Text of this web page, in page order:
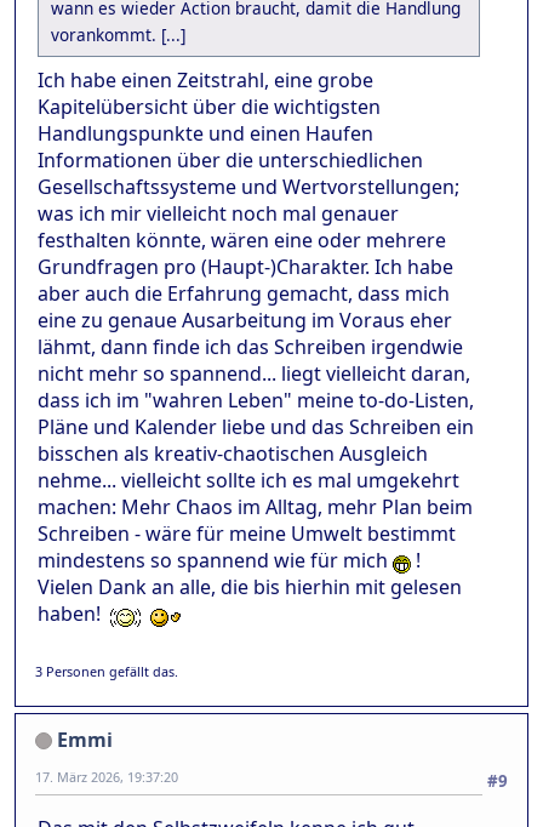
wann es wieder Action braucht, damit die Handlung
vorankommt. [...]
Ich habe einen Zeitstrahl, eine grobe
Kapitelübersicht über die wichtigsten
Handlungspunkte und einen Haufen
Informationen über die unterschiedlichen
Gesellschaftssysteme und Wertvorstellungen;
was ich mir vielleicht noch mal genauer
festhalten könnte, wären eine oder mehrere
Grundfragen pro (Haupt-)Charakter. Ich habe
aber auch die Erfahrung gemacht, dass mich
eine zu genaue Ausarbeitung im Voraus eher
lähmt, dann finde ich das Schreiben irgendwie
nicht mehr so spannend... liegt vielleicht daran,
dass ich im "wahren Leben" meine to-do-Listen,
Pläne und Kalender liebe und das Schreiben ein
bisschen als kreativ-chaotischen Ausgleich
nehme... vielleicht sollte ich es mal umgekehrt
machen: Mehr Chaos im Alltag, mehr Plan beim
Schreiben - wäre für meine Umwelt bestimmt
mindestens so spannend wie für mich
!
Vielen Dank an alle, die bis hierhin mit gelesen
haben!
3 Personen gefällt das.
Emmi
#9
17. März 2026, 19:37:20